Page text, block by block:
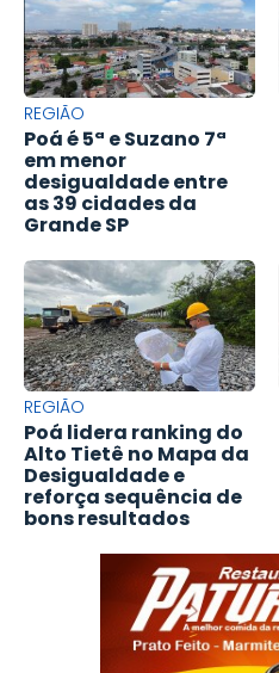
REGIÃO
Poá é 5ª e Suzano 7ª
em menor
desigualdade entre
as 39 cidades da
Grande SP
REGIÃO
Poá lidera ranking do
Alto Tietê no Mapa da
Desigualdade e
reforça sequência de
bons resultados